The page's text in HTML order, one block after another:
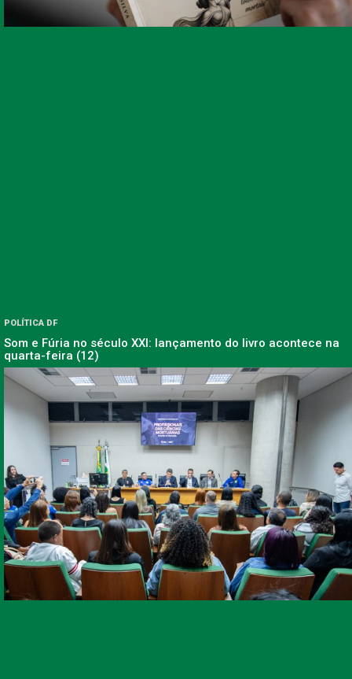
POLÍTICA DF
Som e Fúria no século XXI: lançamento do livro acontece na
quarta-feira (12)